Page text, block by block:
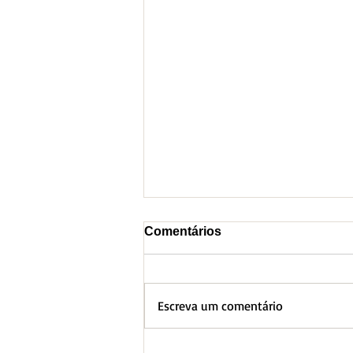
Comentários
Escreva um comentário